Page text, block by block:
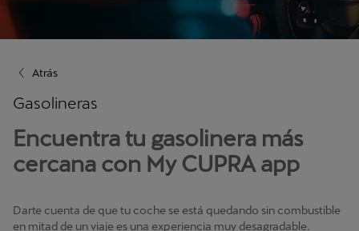
Atrás
Gasolineras
Encuentra tu gasolinera más
cercana con My CUPRA app
Darte cuenta de que tu coche se está quedando sin combustible
en mitad de un viaje es una experiencia muy desagradable.